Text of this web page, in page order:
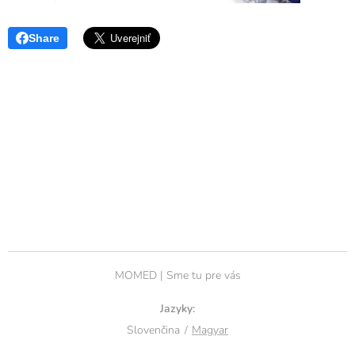
Share
MOMED | Sme tu pre vás
Jazyky
Slovenčina
Magyar